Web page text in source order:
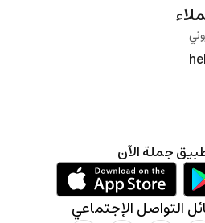
التواصل الإجتماعي
جملة الآن